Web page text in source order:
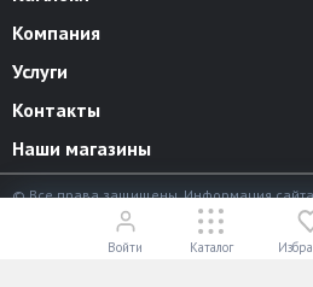
Компания
Услуги
Контакты
Наши магазины
© Все права защищены. Информация
законом об авторских правах.
Разработано в «АЛЬФА Системс»
Войти Каталог